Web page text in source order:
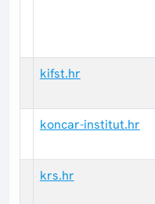
kifst.hr
koncar-institut.hr
krs.hr